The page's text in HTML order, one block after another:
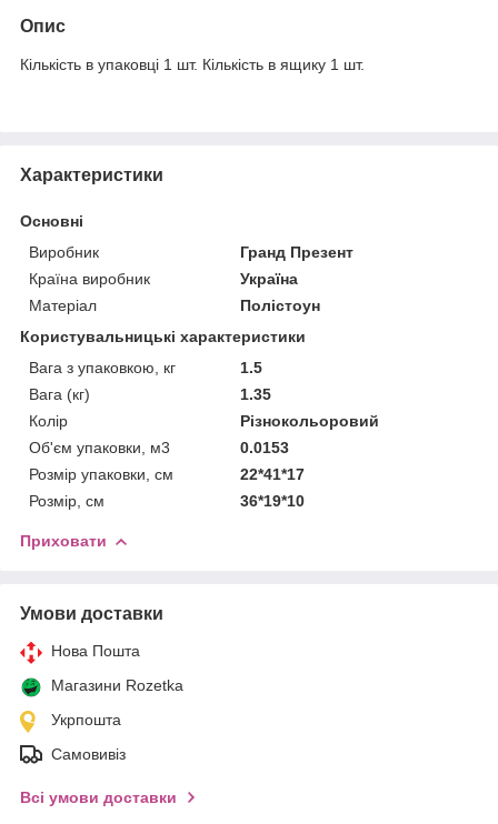
Опис
Кількість в упаковці 1 шт. Кількість в ящику 1 шт.
Характеристики
Основні
Виробник
Гранд Презент
Країна виробник
Україна
Матеріал
Полістоун
Користувальницькі характеристики
Вага з упаковкою, кг
1.5
Вага (кг)
1.35
Колір
Різнокольоровий
Об'єм упаковки, м3
0.0153
Розмір упаковки, см
22*41*17
Розмір, см
36*19*10
Приховати
Умови доставки
Нова Пошта
Магазини Rozetka
Укрпошта
Самовивіз
Всі умови доставки